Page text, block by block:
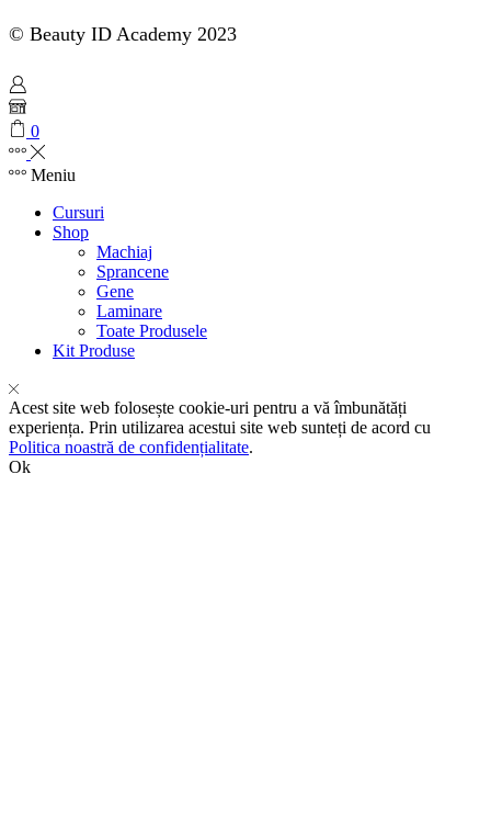
© Beauty ID Academy 2023
0
Meniu
Cursuri
Shop
Machiaj
Sprancene
Gene
Laminare
Toate Produsele
Kit Produse
Acest site web folosește cookie-uri pentru a vă îmbunătăți
experiența. Prin utilizarea acestui site web sunteți de acord cu
Politica noastră de confidențialitate.
Ok